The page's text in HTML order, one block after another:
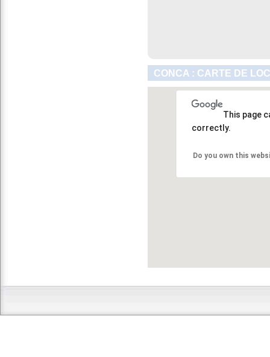
CONCA : CARTE DE
This page
correctly.
Do you own this